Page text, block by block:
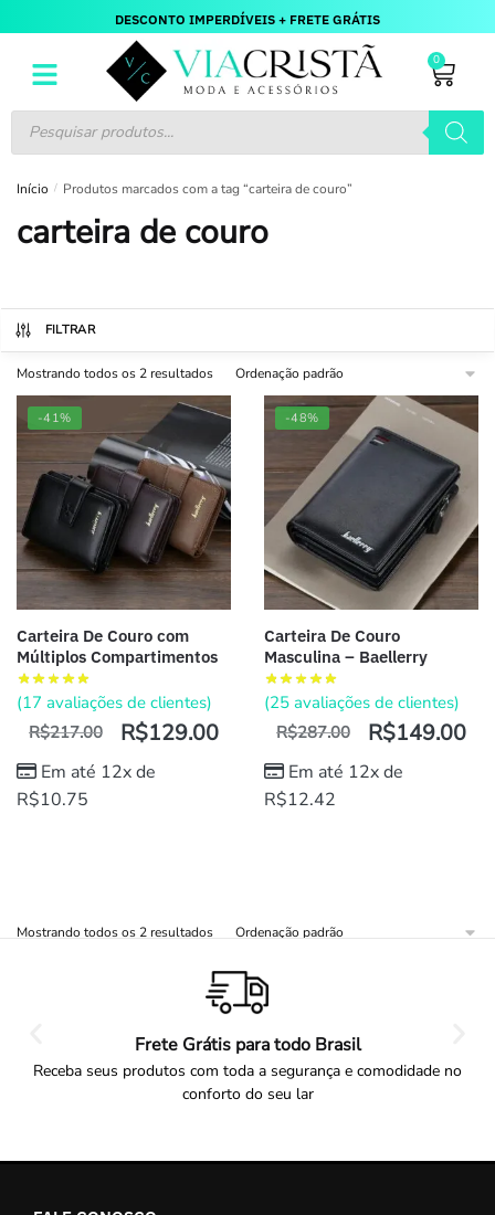
DESCONTO IMPERDÍVEIS + FRETE GRÁTIS
0
Início / Produtos marcados com a tag “carteira de couro”
carteira de couro
FILTRAR
Mostrando todos os 2 resultados
-41%
Carteira De Couro com
Múltiplos Compartimentos
(17 avaliações de clientes)
R$217.00 R$129.00
Em até 12x de
R$10.75
-48%
Carteira De Couro
Masculina – Baellerry
(25 avaliações de clientes)
R$287.00 R$149.00
Em até 12x de
R$12.42
Mostrando todos os 2 resultados
Frete Grátis para todo Brasil
Receba seus produtos com toda a segurança e comodidade no
conforto do seu lar